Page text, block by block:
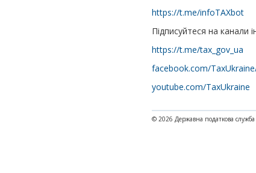
https://t.me/infoTAXbot
Підписуйтеся на канали
https://t.me/tax_gov_ua
facebook.com/
youtube.com/TaxUkraine
© 2026 Державна податкова служба